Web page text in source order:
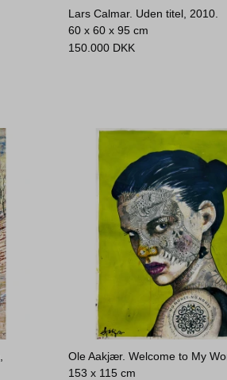
Lars Calmar. Uden titel, 2010.
60 x 60 x 95 cm
150.000 DKK
Ole Aakjær. Welcome to My
153 x 115 cm